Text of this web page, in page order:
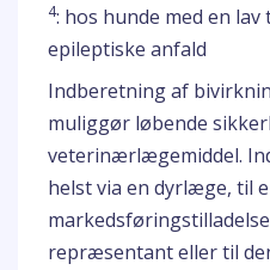
4: hos hunde med en
epileptiske anfald
Indberetning af
muliggør løbende
veterinærlægemiddel.
helst via en dyrlæge, til
repræsentant eller til